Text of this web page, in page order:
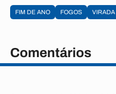
FIM DE ANO FOGOS VIRADA
Comentários